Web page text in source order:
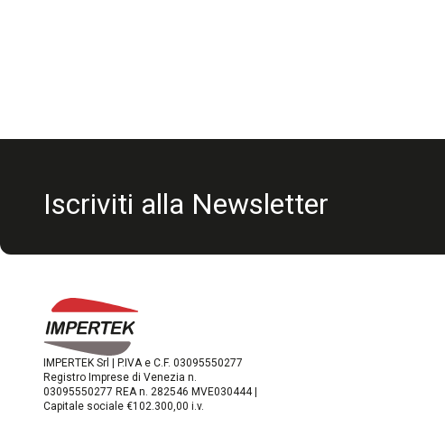
Iscriviti alla Newsletter
IMPERTEK Srl | P.IVA e C.F. 03095550277
Registro Imprese di Venezia n.
03095550277 REA n. 282546 MVE030444 |
Capitale sociale €102.300,00 i.v.